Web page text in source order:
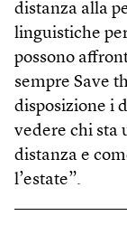
distanza alla
linguistiche
possono
sempre Save
disposizione i
vedere chi sta
distanza e
l’estate”.